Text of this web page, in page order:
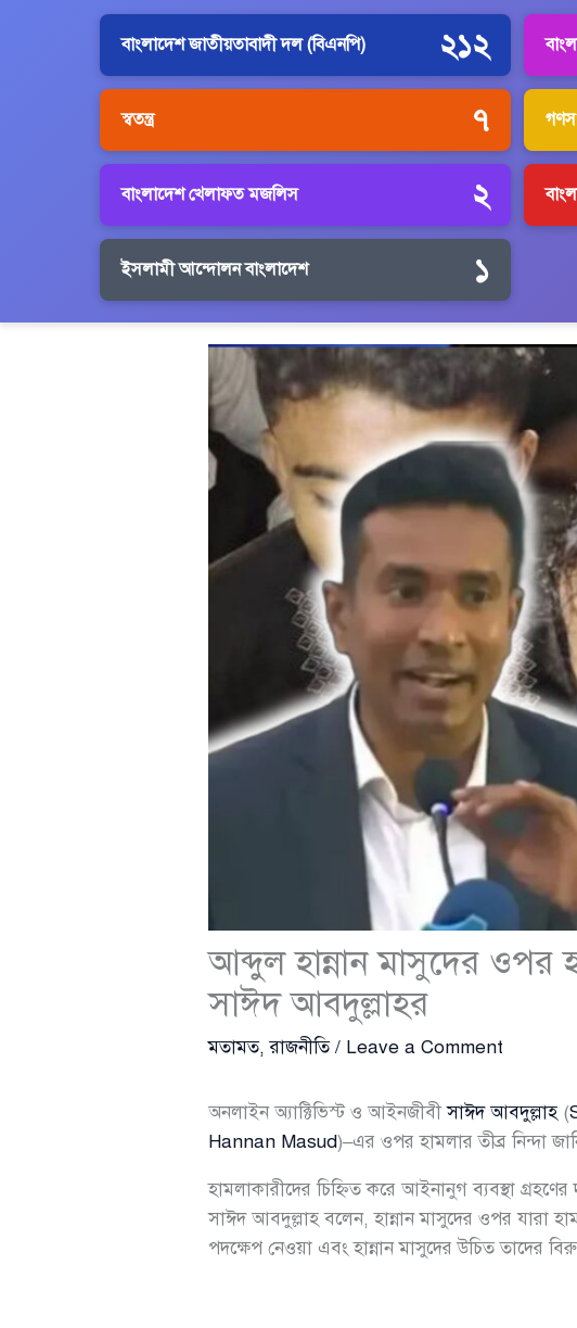
বাংলাদেশ জাতীয়তাবাদী দল (বিএনপি) ২১২
স্বতন্ত্র ৭
বাংলাদেশ খেলাফত মজলিস ২
ইসলামী আন্দোলন বাংলাদেশ ১
আব্দুল হান্নান মাসুদের
সাঈদ আবদুল্লাহর
মতামত,রাজনীতি/ Leave a Comment
অনলাইন অ্যাক্টিভিস্ট ও আইনজীবীসাঈদ আবদুল্লাহ (
Hannan Masud)–এর ওপর হামলার তীব্র নিন্দা
হামলাকারীদের চিহ্নিত করে আইনানুগ ব্যবস্থা গ্রহণের
সাঈদ আবদুল্লাহ বলেন, হান্নান মাসুদের ওপর যারা
পদক্ষেপ নেওয়া এবং হান্নান মাসুদের উচিত তাদের